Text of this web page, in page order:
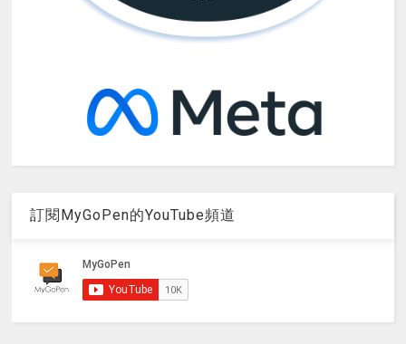
訂閱MyGoPen的YouTube頻道